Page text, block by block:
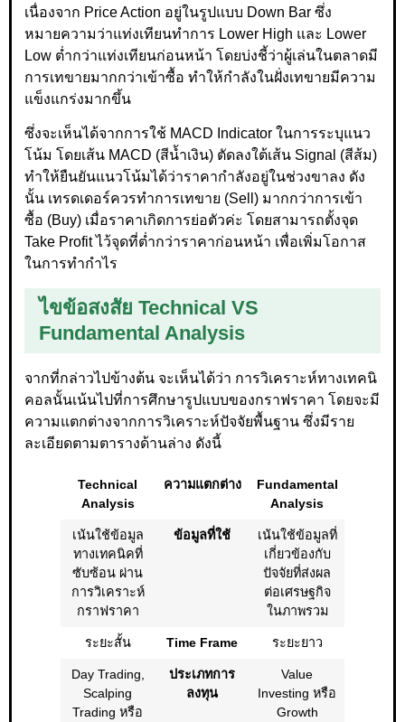
เนื่องจาก Price Action อยู่ในรูปแบบ Down Bar ซึ่ง
หมายความว่าแท่งเทียนทำการ Lower High และ Lower
Low ต่ำกว่าแท่งเทียนก่อนหน้า โดยบ่งชี้ว่าผู้เล่นในตลาดมี
การเทขายมากกว่าเข้าซื้อ ทำให้กำลังในฝั่งเทขายมีความ
แข็งแกร่งมากขึ้น
ซึ่งจะเห็นได้จากการใช้ MACD Indicator ในการระบุแนว
โน้ม โดยเส้น MACD (สีน้ำเงิน) ตัดลงใต้เส้น Signal (สีส้ม)
ทำให้ยืนยันแนวโน้มได้ว่าราคากำลังอยู่ในช่วงขาลง ดัง
นั้น เทรดเดอร์ควรทำการเทขาย (Sell) มากกว่าการเข้า
ซื้อ (Buy) เมื่อราคาเกิดการย่อตัวค่ะ โดยสามารถตั้งจุด
Take Profit ไว้จุดที่ต่ำกว่าราคาก่อนหน้า เพื่อเพิ่มโอกาส
ในการทำกำไร
ไขข้อสงสัย Technical VS
Fundamental Analysis
จากที่กล่าวไปข้างต้น จะเห็นได้ว่า การวิเคราะห์ทางเทคนิ
คอลนั้นเน้นไปที่การศึกษารูปแบบของกราฟราคา โดยจะมี
ความแตกต่างจากการวิเคราะห์ปัจจัยพื้นฐาน ซึ่งมีราย
ละเอียดตามตารางด้านล่าง ดังนี้
Technical
Analysis
ความแตกต่าง
Fundamental
Analysis
เน้นใช้ข้อมูล
ทางเทคนิคที่
ซับซ้อน ผ่าน
การวิเคราะห์
กราฟราคา
ข้อมูลที่ใช้
เน้นใช้ข้อมูลที่
เกี่ยวข้องกับ
ปัจจัยที่ส่งผล
ต่อเศรษฐกิจ
ในภาพรวม
ระยะสั้น Time Frame ระยะยาว
Day Trading,
Scalping
Trading หรือ
ประเภทการ
ลงทุน
Value
Investing หรือ
Growth